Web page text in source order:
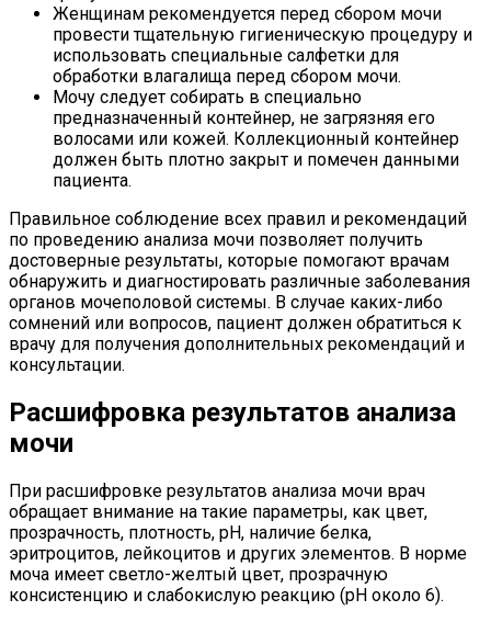
Женщинам рекомендуется перед сбором мочи
провести тщательную гигиеническую процедуру и
использовать специальные салфетки для
обработки влагалища перед сбором мочи.
Мочу следует собирать в специально
предназначенный контейнер, не загрязняя его
волосами или кожей. Коллекционный контейнер
должен быть плотно закрыт и помечен данными
пациента.
Правильное соблюдение всех правил и рекомендаций
по проведению анализа мочи позволяет получить
достоверные результаты, которые помогают врачам
обнаружить и диагностировать различные заболевания
органов мочеполовой системы. В случае каких-либо
сомнений или вопросов, пациент должен обратиться к
врачу для получения дополнительных рекомендаций и
консультации.
Расшифровка результатов анализа
мочи
При расшифровке результатов анализа мочи врач
обращает внимание на такие параметры, как цвет,
прозрачность, плотность, pH, наличие белка,
эритроцитов, лейкоцитов и других элементов. В норме
моча имеет светло-желтый цвет, прозрачную
консистенцию и слабокислую реакцию (pH около 6).